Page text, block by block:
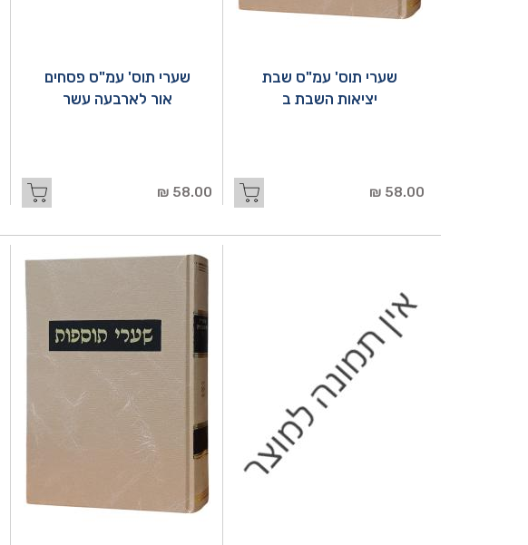
שערי תוס' עמ"ס שבת
יציאות השבת ב
58.00 ₪
שערי תוס' עמ"ס פסחים
אור לארבעה עשר
58.00 ₪